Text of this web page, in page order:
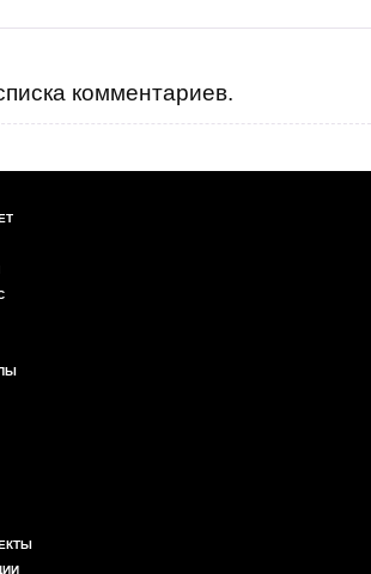
комментариев.